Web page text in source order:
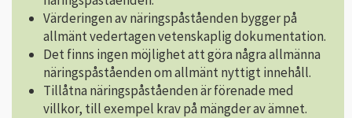
Värderingen av näringspåståenden bygger på
allmänt vedertagen vetenskaplig dokumentation.
Det finns ingen möjlighet att göra några allmänna
näringspåståenden om allmänt nyttigt innehåll.
Tillåtna näringspåståenden är förenade med
villkor, till exempel krav på mängder av ämnet.